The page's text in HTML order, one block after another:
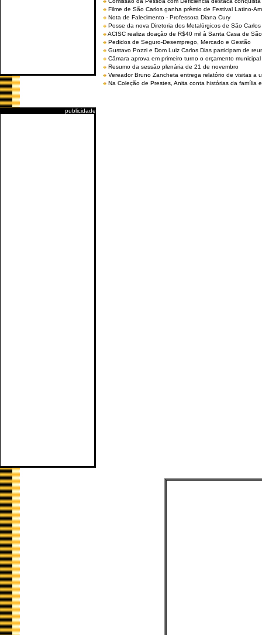
publicidade
Filme de São Carlos ganha prêmio de Festival Latino-
Nota de Falecimento - Professora Diana Cury
Posse da nova Diretoria dos Metalúrgicos de São
ACISC realiza doação de R$40 mil à Santa Casa de
Pedidos de Seguro-Desemprego, Mercado e Gestão
Gustavo Pozzi e Dom Luiz Carlos Dias participam de
Câmara aprova em primeiro turno o orçamento
Resumo da sessão plenária de 21 de novembro
Vereador Bruno Zancheta entrega relatório de visitas a
Na Coleção de Prestes, Anita conta histórias da família